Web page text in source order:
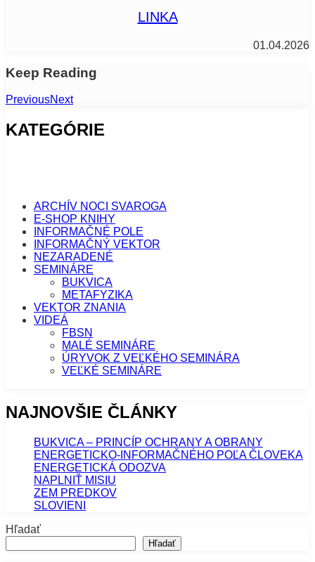
LINKA
01.04.2026
Keep Reading
PreviousNext
KATEGÓRIE
ARCHÍV NOCI SVAROGA
E-SHOP KNIHY
INFORMAČNÉ POLE
INFORMAČNÝ VEKTOR
NEZARADENÉ
SEMINÁRE
BUKVICA
METAFYZIKA
VEKTOR ZNANIA
VIDEÁ
FBSN
MALÉ SEMINÁRE
ÚRYVOK Z VEĽKÉHO SEMINÁRA
VEĽKÉ SEMINÁRE
NAJNOVŠIE ČLÁNKY
BUKVICA – PRINCÍP OCHRANY A OBRANY
ENERGETICKO-INFORMAČNÉHO POĽA ČLOVEKA
ENERGETICKÁ ODOZVA
NAPLNIŤ MISIU
ZEM PREDKOV
SLOVIENI
Hľadať
Hľadať